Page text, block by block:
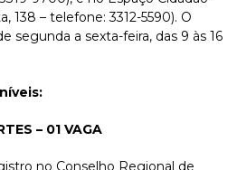
138 – telefone: 3312-5590). O
segunda a sexta-feira, das 9 às 16
– 01 VAGA
no Conselho Regional de